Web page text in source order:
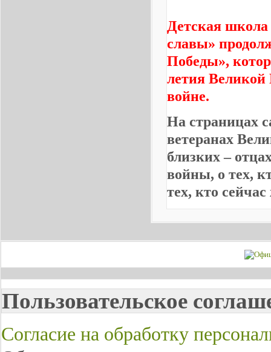
Детская школа
славы»
Победы»,
летия Великой
войне.
На страницах
ветеранах
близких –
войны, о тех,
тех, кто
Пользовательское
Согласие на обработку